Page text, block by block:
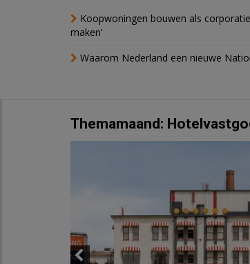
Koopwoningen bouwen als
maken’
Waarom Nederland een nieuwe
Themamaand: